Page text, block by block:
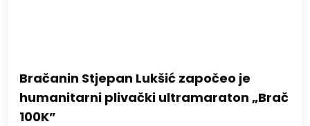
Bračanin Stjepan Lukšić započeo je
humanitarni plivački ultramaraton „Brač
100K”